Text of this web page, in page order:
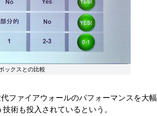
ックスとの比較
ファイアウォールのパフォーマンスを大幅
術も投入されているという。